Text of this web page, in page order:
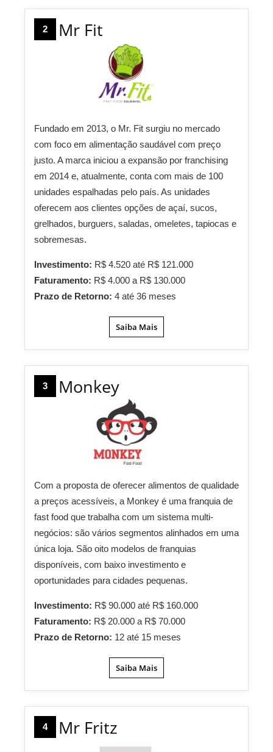
2 Mr Fit
Fundado em 2013, o Mr. Fit surgiu no mercado
com foco em alimentação saudável com preço
justo. A marca iniciou a expansão por franchising
em 2014 e, atualmente, conta com mais de 100
unidades espalhadas pelo país. As unidades
oferecem aos clientes opções de açaí, sucos,
grelhados, burguers, saladas, omeletes, tapiocas e
sobremesas.
Investimento: R$ 4.520 até R$ 121.000
Faturamento: R$ 4.000 a R$ 130.000
Prazo de Retorno: 4 até 36 meses
Saiba Mais
3 Monkey
Com a proposta de oferecer alimentos de qualidade
a preços acessíveis, a Monkey é uma franquia de
fast food que trabalha com um sistema multi-
negócios: são vários segmentos alinhados em uma
única loja. São oito modelos de franquias
disponíveis, com baixo investimento e
oportunidades para cidades pequenas.
Investimento: R$ 90.000 até R$ 160.000
Faturamento: R$ 20.000 a R$ 70.000
Prazo de Retorno: 12 até 15 meses
Saiba Mais
4 Mr Fritz